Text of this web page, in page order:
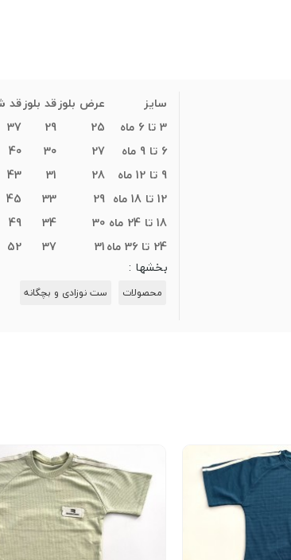
سایز عرض بلوزقد بلوزقد
3 تا 6 ماه
25
29
37
6 تا 9 ماه
27
30
40
9 تا 12 ماه
28
31
43
12 تا 18 ماه
29
33
45
18 تا 24 ماه
30
34
49
24 تا 36 ماه
31
37
52
بخشها :
محصولات ست نوزادی و بچگانه